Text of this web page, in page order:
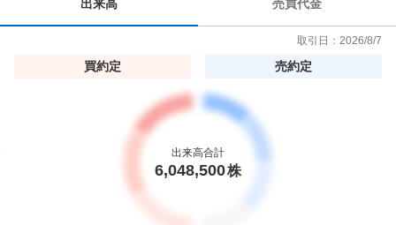
出来高 売買代金
取引日： 2026/8/7
買約定 売約定
出来高合計
6,048,500株